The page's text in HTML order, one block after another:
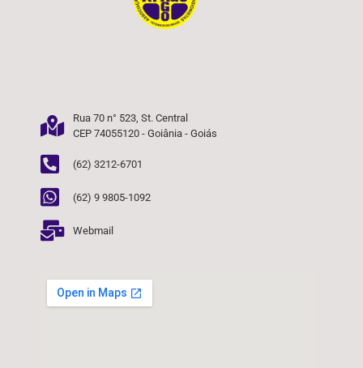
Rua 70 n° 523, St. Central
CEP 74055120 - Goiânia - Goiás
(62) 3212-6701
(62) 9 9805-1092
Webmail